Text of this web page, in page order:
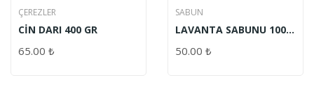
ÇEREZLER
CİN DARI 400 GR
65.00 ₺
SABUN
LAVANTA SABUNU 100
50.00 ₺